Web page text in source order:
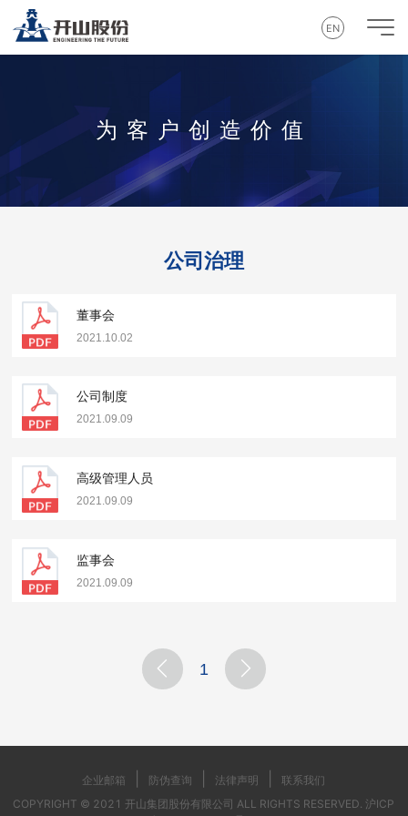
EN
为客户创造价值
公司治理
董事会
2021.10.02
公司制度
2021.09.09
高级管理人员
2021.09.09
监事会
2021.09.09
1
企业邮箱 防伪查询 法律声明
联系我们
COPYRIGHT © 2021 开山集团股份有限公司 ALL RIGHTS RESERVED.沪ICP